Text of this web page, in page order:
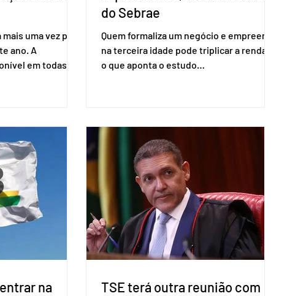
uma vez para
ano. A
em todas as
o eleitor pode
esse
exigido o
para acesso
eletrônica
do Sebrae
Quem formaliza um negócio e empreende
na terceira idade pode triplicar a renda. É
o que aponta o estudo
Empresas (Sebrae), realizado a partir de
dados do Instituto Brasileiro de
Geografia e Estatística (IBGE). O estudo
do Sebrae mostra que, no quarto
trimestre de 2025, os empreendedores
60+ formalizados atingiram o maior
rendime
na
TSE terá outra reunião com